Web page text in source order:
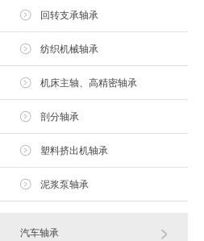
回转支承轴承
纺织机械轴承
机床主轴、高精密轴承
剖分轴承
塑料挤出机轴承
泥浆泵轴承
汽车轴承